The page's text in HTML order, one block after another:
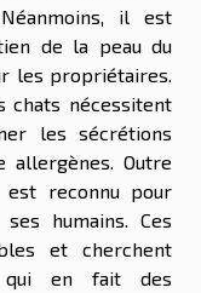
il est
de la peau du
les propriétaires.
chats nécessitent
les sécrétions
allergènes. Outre
reconnu pour
humains. Ces
et cherchent
qui en fait des